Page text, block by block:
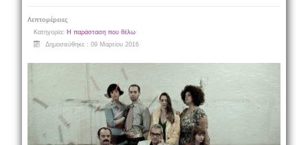
Λεπτομέρειες
Κατηγορία: Η παράσταση που θέλω
Δημοσιεύθηκε : 09 Μαρτίου 2016